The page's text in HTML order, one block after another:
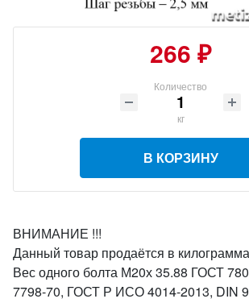
266 ₽
Количество
кг
В КОРЗИНУ
ВНИМАНИЕ !!!
Данный товар продаётся в
Вес одного болта М20х 35.88 ГОСТ
7798-70, ГОСТ Р ИСО 4014-2013, DIN